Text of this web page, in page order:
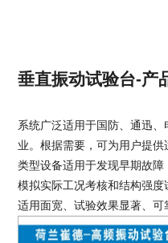
垂直振动试验台-产
系统广泛适用于国防、通迅
业。根据需要，可为用户提
类型设备适用于发现早期故障
模拟实际工况考核和结构强度
适用面宽、试验效果显著、可